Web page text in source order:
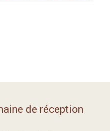
de réception